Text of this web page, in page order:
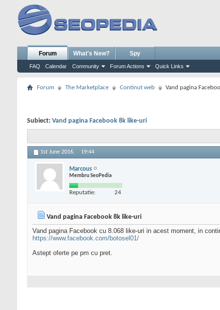
Forum
FAQ Calendar Community Forum Actions Quick Links
What's New? Spy
Forum The Marketplace Continut web Vand pagina
Subiect: Vand pagina Facebook 8k like-uri
1st June 2016, 19:44
Marcous
Membru SeoPedia
Reputatie: 24
Vand pagina Facebook 8k like-uri
Vand pagina Facebook cu 8.068 like-uri in acest moment, in
https://www.facebook.com/botosel01/
Astept oferte pe pm cu pret.